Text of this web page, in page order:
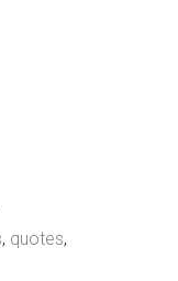
, quotes,